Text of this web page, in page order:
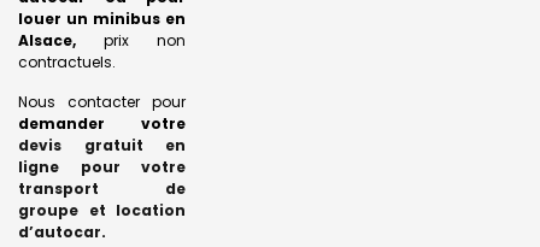
louer un minibus en
Alsace, prix non
contractuels.
Nous contacter pour
demander votre
devis gratuit en
ligne pour votre
transport de
groupe et location
d’autocar.